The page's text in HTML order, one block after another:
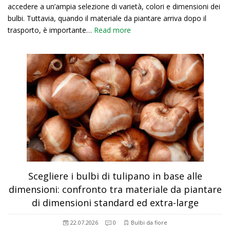
accedere a un’ampia selezione di varietà, colori e dimensioni dei
bulbi. Tuttavia, quando il materiale da piantare arriva dopo il
trasporto, è importante… Read more
Scegliere i bulbi di tulipano in base alle
dimensioni: confronto tra materiale da piantare
di dimensioni standard ed extra-large
22.07.2026 0 Bulbi da fiore